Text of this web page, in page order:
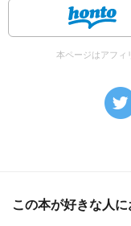
本ページはアフィ
この本が好きな人